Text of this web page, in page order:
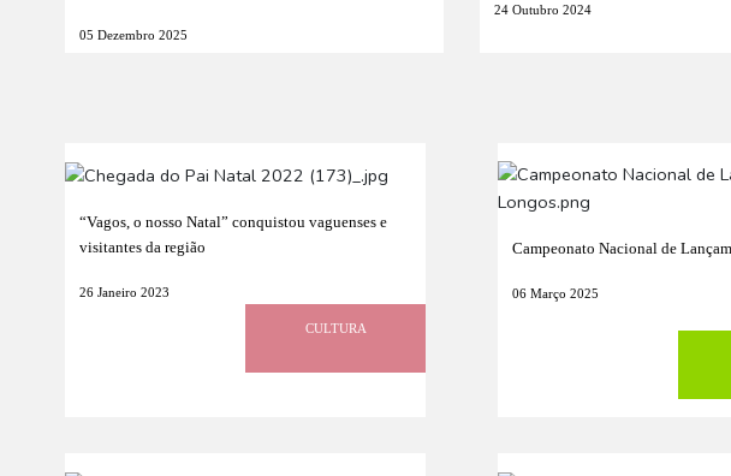
05 Dezembro 2025
24 Outubro 2024
“Vagos, o nosso Natal” conquistou vaguenses e
visitantes da região
26 Janeiro 2023
CULTURA
Campeonato Nacional de
06 Março 2025